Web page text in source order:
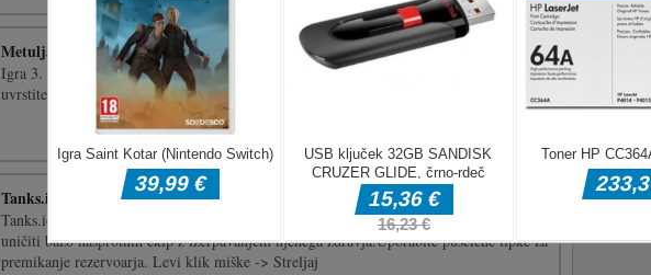
Metulja met 3
Igra 3. igra z metulji. Poskusite odstraniti vsa barvna (svetlo modra) ozadja, tako da
uvrstite 3 ali več istih metuljev.
Tanks.io
Tanks.io je zabavna zasvojljiva akcijska IO igra. To je igra za več igralcev. Cilj igre je
uničiti bazo nasprotnih ekip z izčrpavanjem njenega zdravja.Uporabite puščične tipke za
premikanje rezervoarja. Levi klik miške -> Streljaj